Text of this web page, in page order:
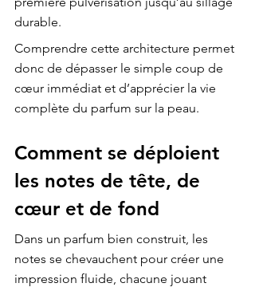
durable.
Comprendre cette architecture permet
donc de dépasser le simple coup de
cœur immédiat et d’apprécier la vie
complète du parfum sur la peau.
Comment se déploient
les notes de tête, de
cœur et de fond
Dans un parfum bien construit, les
notes se chevauchent pour créer une
impression fluide, chacune jouant